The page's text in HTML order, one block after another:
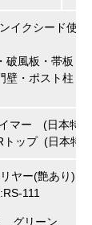
イクシード使
破風板・帯板・
壁・ポスト柱
マー (日本特
トップ (日本特
リヤー(艶あり
111
グリーン